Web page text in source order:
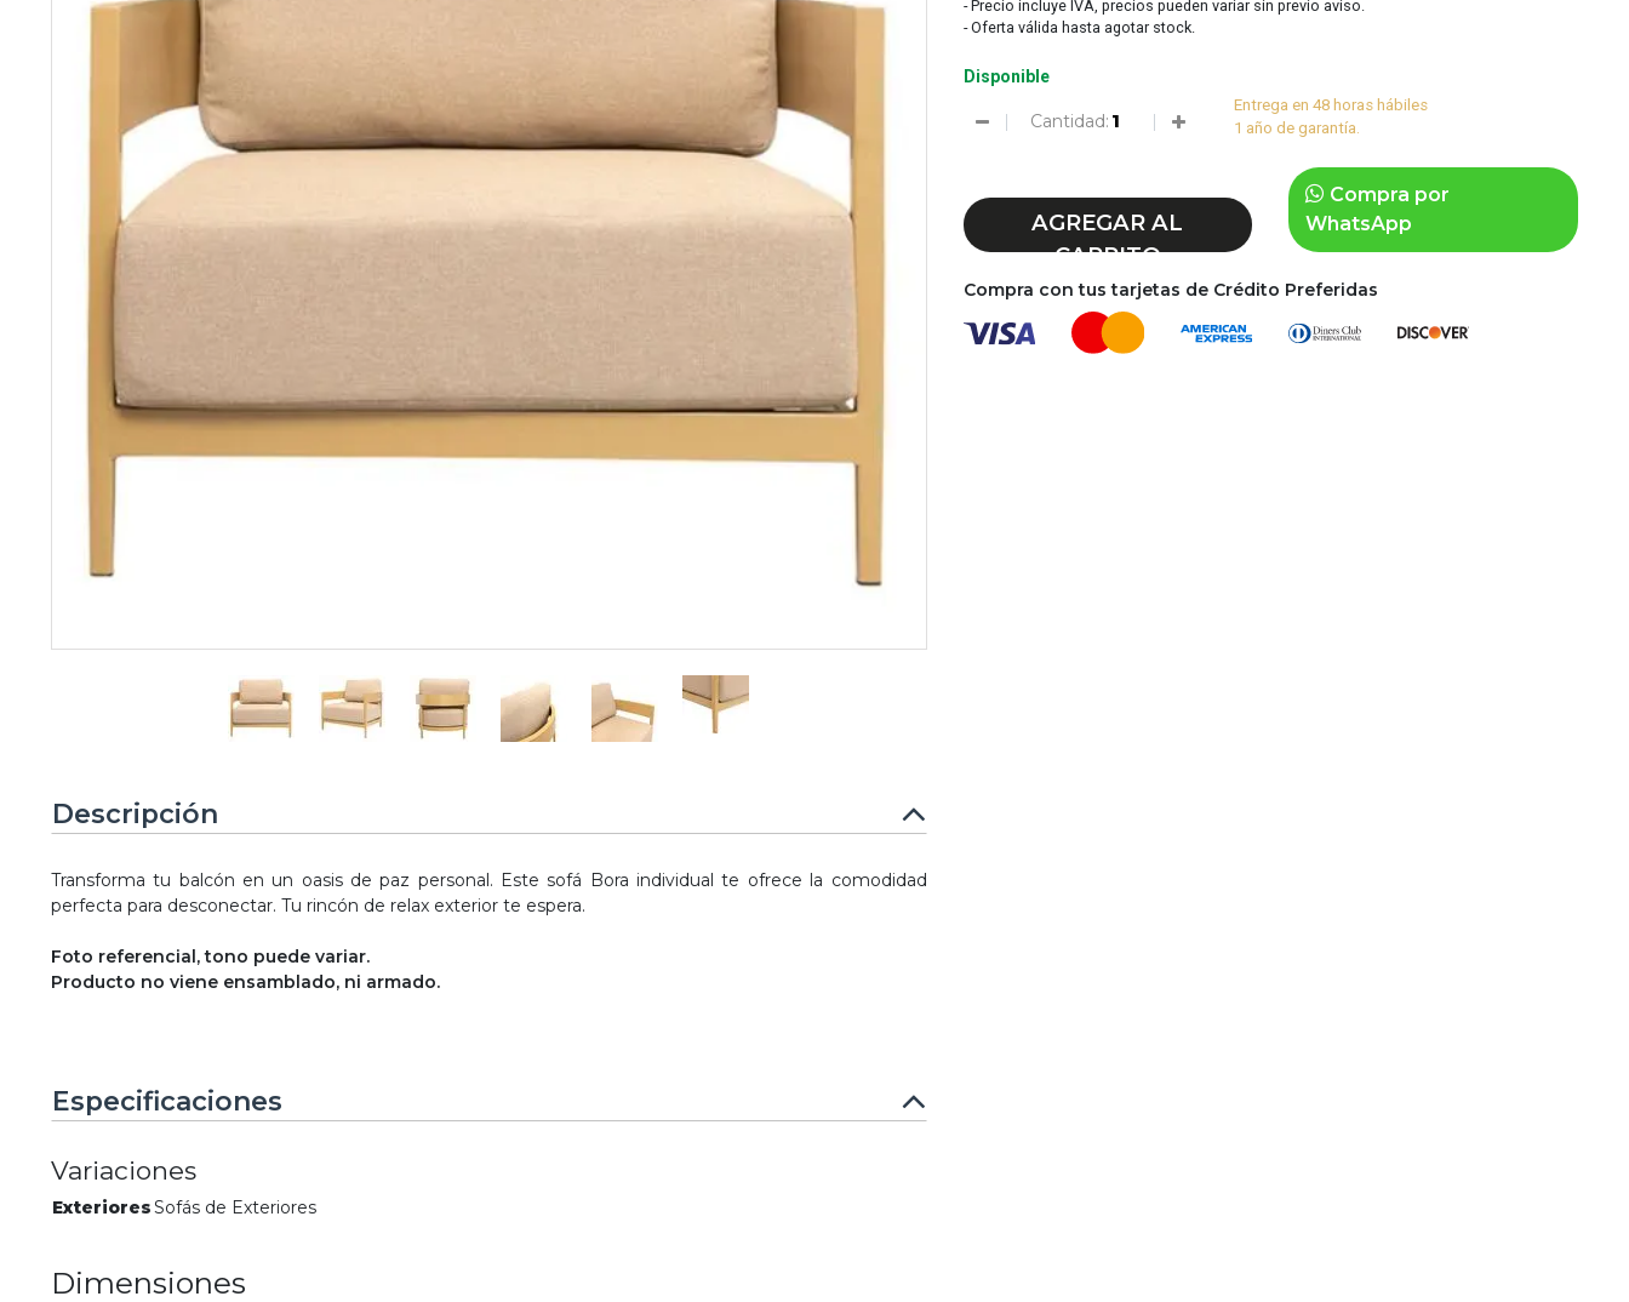
- Precio incluye IVA, precios pueden variar sin previo aviso.
- Oferta válida hasta agotar stock.
Disponible
Cantidad:
Entrega en 48 horas hábiles
1 año de garantía.
AGREGAR AL
CARRITO
Compra por
WhatsApp
Compra con tus tarjetas de Crédito Preferidas
Descripción
Transforma tu balcón en un oasis de paz personal. Este sofá Bora individual te ofrece la comodidad
perfecta para desconectar. Tu rincón de relax exterior te espera.
Foto referencial, tono puede variar.
Producto no viene ensamblado, ni armado.
Especificaciones
Variaciones
ExterioresSofás de Exteriores
Dimensiones